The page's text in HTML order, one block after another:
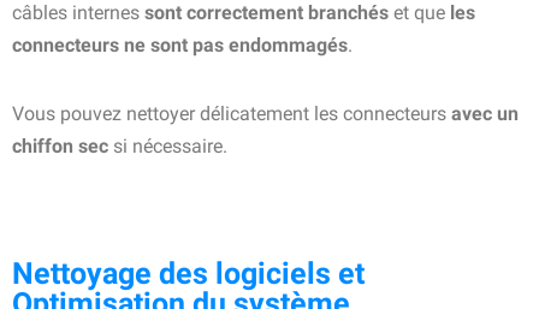
câbles internes sont correctement branchés et que les
connecteurs ne sont pas endommagés.
Vous pouvez nettoyer délicatement les connecteurs avec un
chiffon sec si nécessaire.
Nettoyage des logiciels et